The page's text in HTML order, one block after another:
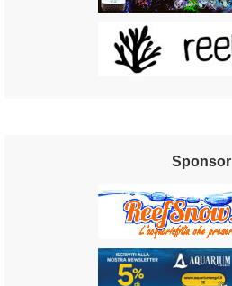
Sponsor